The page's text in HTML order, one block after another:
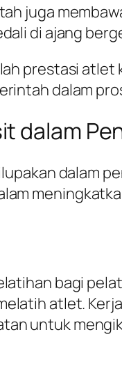
juga
di ajang
prestasi atlet
dalam
dalam
dalam
bagi
atlet.
untuk